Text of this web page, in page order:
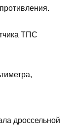
ТПС
дроссельной